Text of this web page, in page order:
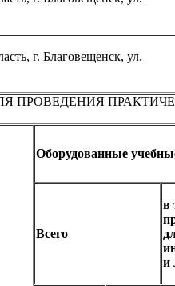
г. Благовещенск, ул.
Оборудованные
Всего
в
и